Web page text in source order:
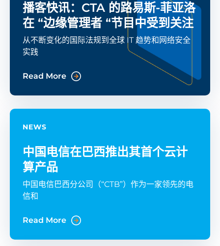
播客快讯：CTA 的路易斯-菲亚洛
在 “边缘管理者 “节目中受到关注
从不断变化的国际法规到全球 IT 趋势和网络安全
实践
Read More
NEWS
中国电信在巴西推出其首个云计
算产品
中国电信巴西分公司（“CTB”）作为一家领先的电
信和
Read More